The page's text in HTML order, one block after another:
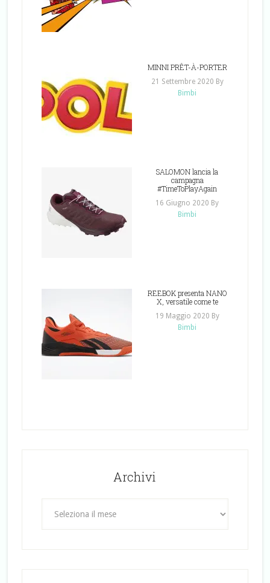
MINNI PRÊT-À-PORTER
21 Settembre 2020 By
Bimbi
SALOMON lancia la
campagna
#TimeToPlayAgain
16 Giugno 2020 By
Bimbi
REEBOK presenta NANO
X, versatile come te
19 Maggio 2020 By
Bimbi
Archivi